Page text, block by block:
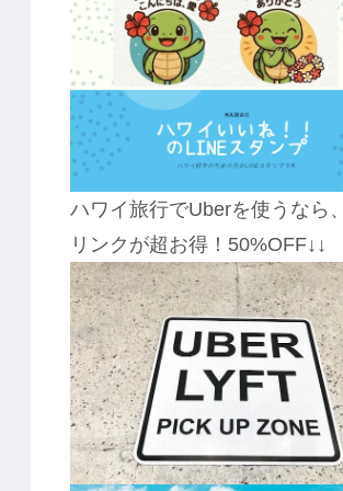
ハワイ旅行でUberを使うなら
リンクが超お得！50%OFF↓↓